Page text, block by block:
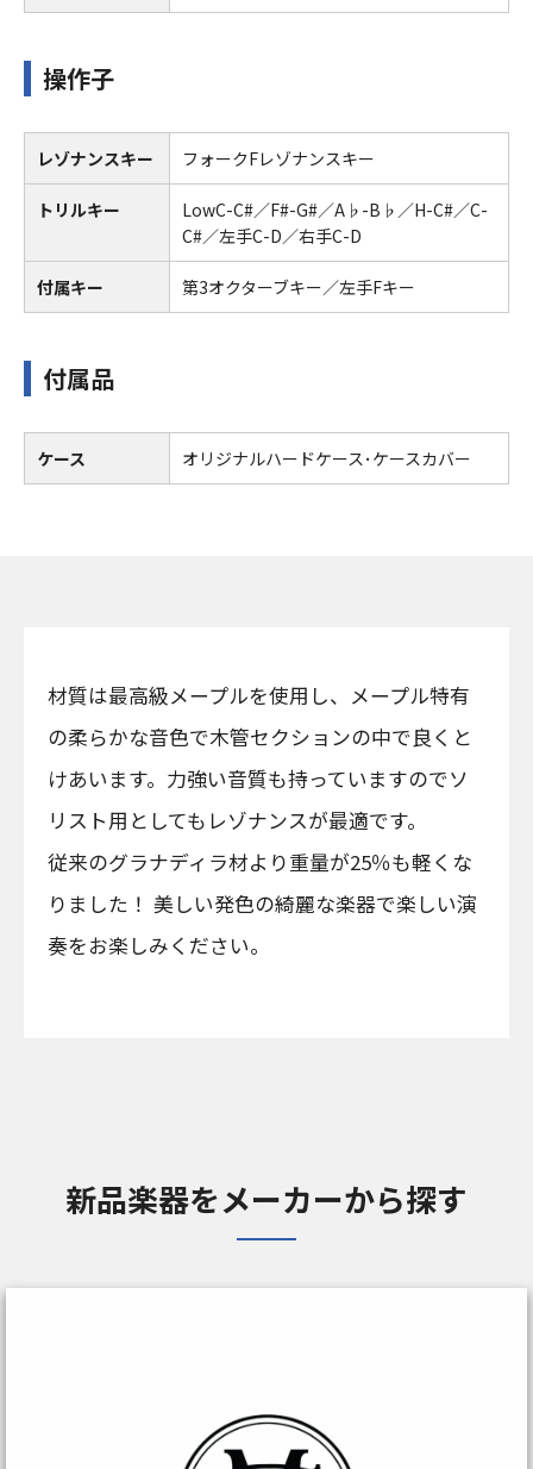
操作子
レゾナンスキー フォークFレゾナンスキー
トリルキー
LowC-C#／F#-G#／A♭-B♭／H-C#／C-
C#／左手C-D／右手C-D
付属キー 第3オクターブキー／左手Fキー
付属品
ケース オリジナルハードケース･ケースカバー
材質は最高級メープルを使用し、メープル特有
の柔らかな音色で木管セクションの中で良くと
けあいます。力強い音質も持っていますのでソ
リスト用としてもレゾナンスが最適です。
従来のグラナディラ材より重量が25％も軽くな
りました！ 美しい発色の綺麗な楽器で楽しい演
奏をお楽しみください。
新品楽器をメーカーから探す